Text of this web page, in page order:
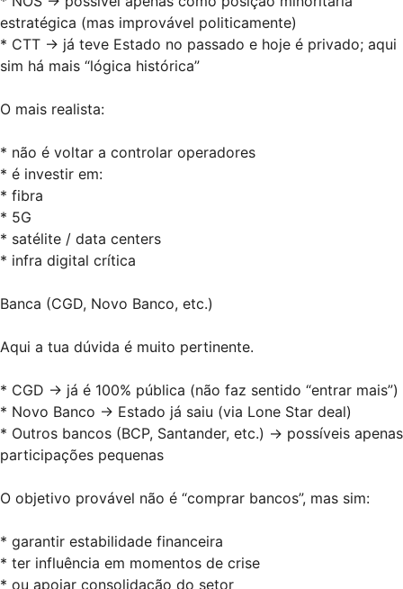
estratégica (mas improvável politicamente)
* CTT → já teve Estado no passado e hoje é privado; aqui
sim há mais “lógica histórica”
O mais realista:
* não é voltar a controlar operadores
* é investir em:
* fibra
* 5G
* satélite / data centers
* infra digital crítica
Banca (CGD, Novo Banco, etc.)
Aqui a tua dúvida é muito pertinente.
* CGD → já é 100% pública (não faz sentido “entrar mais”)
* Novo Banco → Estado já saiu (via Lone Star deal)
* Outros bancos (BCP, Santander, etc.) → possíveis apenas
participações pequenas
O objetivo provável não é “comprar bancos”, mas sim:
* garantir estabilidade financeira
* ter influência em momentos de crise
* ou apoiar consolidação do setor